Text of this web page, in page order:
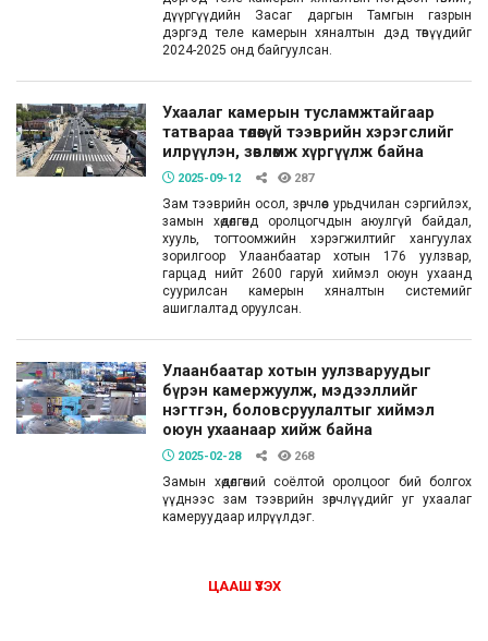
дүүргүүдийн Засаг даргын Тамгын газрын
дэргэд теле камерын хяналтын дэд төвүүдийг
2024-2025 онд байгуулсан.
Ухаалаг камерын тусламжтайгаар
татвараа төлөөгүй тээврийн хэрэгслийг
илрүүлэн, зөвлөмж хүргүүлж байна
2025-09-12 287
Зам тээврийн осол, зөрчлөөс урьдчилан сэргийлэх,
замын хөдөлгөөнд оролцогчдын аюулгүй байдал,
хууль, тогтоомжийн хэрэгжилтийг хангуулах
зорилгоор Улаанбаатар хотын 176 уулзвар,
гарцад нийт 2600 гаруй хиймэл оюун ухаанд
суурилсан камерын хяналтын системийг
ашиглалтад оруулсан.
Улаанбаатар хотын уулзваруудыг
бүрэн камержуулж, мэдээллийг
нэгтгэн, боловсруулалтыг хиймэл
оюун ухаанаар хийж байна
2025-02-28 268
Замын хөдөлгөөний соёлтой оролцоог бий болгох
үүднээс зам тээврийн зөрчлүүдийг уг ухаалаг
камеруудаар илрүүлдэг.
ЦААШ ҮЗЭХ